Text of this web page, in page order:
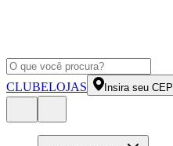
CLUBELOJAS Insira seu CEP